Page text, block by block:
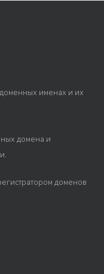
именах и их
домена и
доменов